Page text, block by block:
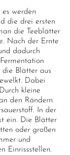
werden
die drei ersten
die Teeblätter
Nach der Ernte
dadurch
die Blätter aus
Dabei
kleine
den Rändern
In der
ein. Die Blätter
oder großen
und
Einrissstellen.